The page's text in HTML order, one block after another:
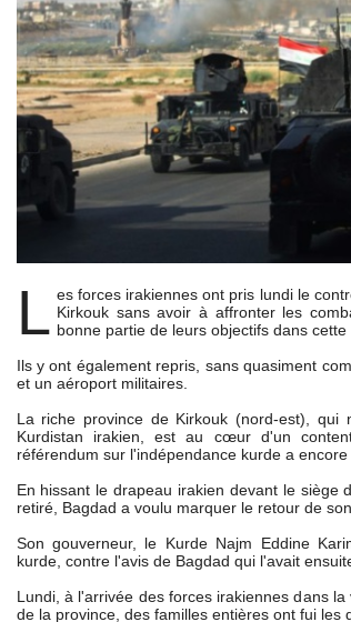
L es forces irakiennes ont pris lundi le
Kirkouk sans avoir à affronter les
bonne partie de leurs objectifs dans cette
Ils y ont également repris, sans quasiment
et un aéroport militaires.
La riche province de Kirkouk (nord-est),
Kurdistan irakien, est au cœur d'un
référendum sur l'indépendance kurde a encore
En hissant le drapeau irakien devant le
retiré, Bagdad a voulu marquer le retour de
Son gouverneur, le Kurde Najm Eddine
kurde, contre l'avis de Bagdad qui l'avait
Lundi, à l'arrivée des forces irakiennes dans
de la province, des familles entières ont fui les